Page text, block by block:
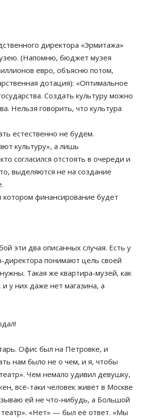
директора «Эрмитажа»
(Напомню, бюджет музея
евро, объясню потом,
дотация): «Оптимальное
Создать культуру можно
Нельзя говорить, что культура
естественно не будем.
культуру», а лишь
согласился отстоять в очереди и
выделяются не на создание
котором финансирование будет
эти два описанных случая. Есть у
директора понимают цель своей
Такая же квартира-музей, как
у них даже нет магазина, а
Офис был на Петровке, и
нам было не о чем, и я, чтобы
Чем немало удивил девушку,
всё-таки человек живёт в Москве
ей не что-нибудь, а Большой
«Нет» — был её ответ. «Мы